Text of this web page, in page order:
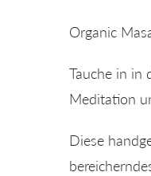
Organic
Tauche in in
Meditation
Diese